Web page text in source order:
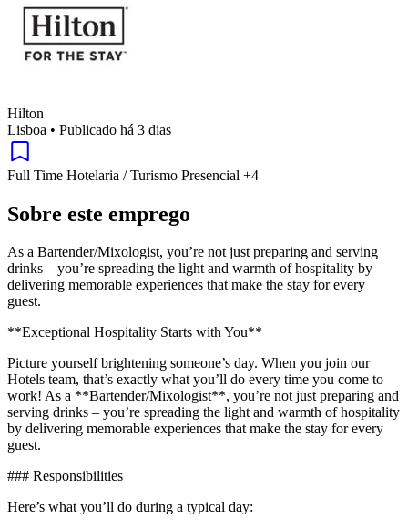
Hilton
Lisboa • Publicado há 3 dias
Full Time Hotelaria / Turismo Presencial +4
Sobre este emprego
As a Bartender/Mixologist, you’re not just preparing and serving
drinks – you’re spreading the light and warmth of hospitality by
delivering memorable experiences that make the stay for every
guest.
**Exceptional Hospitality Starts with You**
Picture yourself brightening someone’s day. When you join our
Hotels team, that’s exactly what you’ll do every time you come to
work! As a **Bartender/Mixologist**, you’re not just preparing and
serving drinks – you’re spreading the light and warmth of hospitality
by delivering memorable experiences that make the stay for every
guest.
### Responsibilities
Here’s what you’ll do during a typical day: